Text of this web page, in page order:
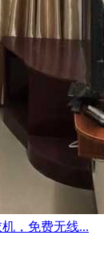
，免费无线...